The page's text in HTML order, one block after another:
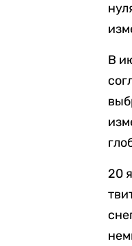
В
20